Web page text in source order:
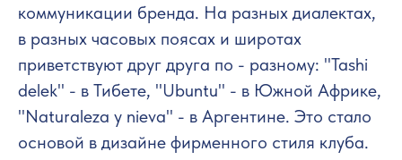
коммуникации бренда. На разных диалектах,
в разных часовых поясах и широтах
приветствуют друг друга по - разному: "Tashi
delek" - в Тибете, "Ubuntu" - в Южной Африке,
"Naturaleza y nieva" - в Аргентине. Это стало
основой в дизайне фирменного стиля клуба.